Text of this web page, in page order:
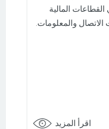
المالية
الاتصال والمعلومات.
اقرأ المزيد